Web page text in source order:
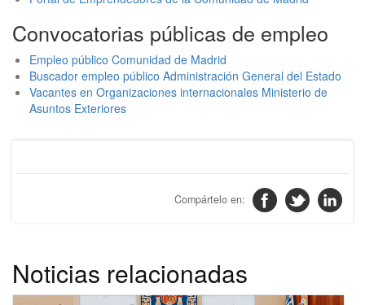
Convocatorias públicas de empleo
Empleo público Comunidad de Madrid
Buscador empleo público Administración General del Estado
Vacantes en Organizaciones internacionales Ministerio de
Asuntos Exteriores
Noticias relacionadas